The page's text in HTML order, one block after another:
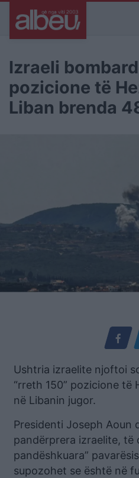
Izraeli
pozicione të
Liban brenda
Ushtria izraelite njoftoi
“rreth 150” pozicione të
në Libanin jugor.
Presidenti Joseph Aoun
pandërprera izraelite, të
pandëshkuara”
supozohet se është në